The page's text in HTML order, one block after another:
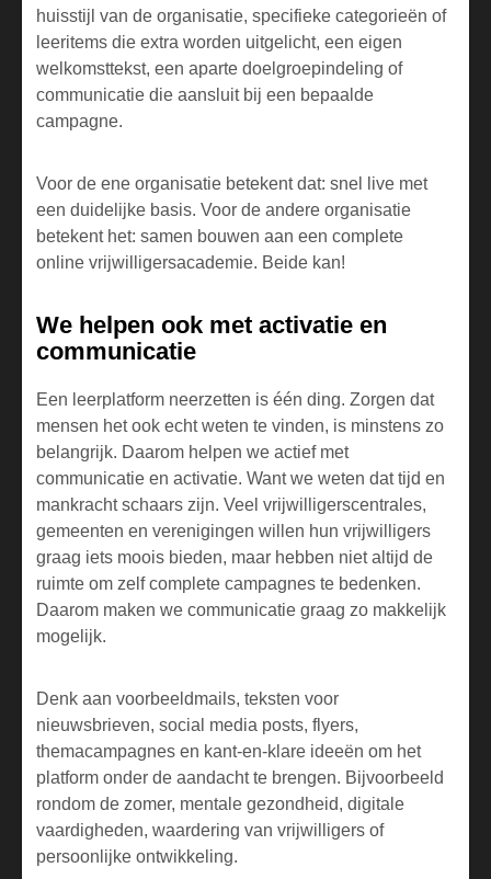
huisstijl van de organisatie, specifieke categorieën of
leeritems die extra worden uitgelicht, een eigen
welkomsttekst, een aparte doelgroepindeling of
communicatie die aansluit bij een bepaalde
campagne.
Voor de ene organisatie betekent dat: snel live met
een duidelijke basis. Voor de andere organisatie
betekent het: samen bouwen aan een complete
online vrijwilligersacademie. Beide kan!
We helpen ook met activatie en
communicatie
Een leerplatform neerzetten is één ding. Zorgen dat
mensen het ook echt weten te vinden, is minstens zo
belangrijk. Daarom helpen we actief met
communicatie en activatie. Want we weten dat tijd en
mankracht schaars zijn. Veel vrijwilligerscentrales,
gemeenten en verenigingen willen hun vrijwilligers
graag iets moois bieden, maar hebben niet altijd de
ruimte om zelf complete campagnes te bedenken.
Daarom maken we communicatie graag zo makkelijk
mogelijk.
Denk aan voorbeeldmails, teksten voor
nieuwsbrieven, social media posts, flyers,
themacampagnes en kant-en-klare ideeën om het
platform onder de aandacht te brengen. Bijvoorbeeld
rondom de zomer, mentale gezondheid, digitale
vaardigheden, waardering van vrijwilligers of
persoonlijke ontwikkeling.